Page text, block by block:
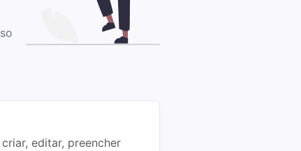
editar, preencher